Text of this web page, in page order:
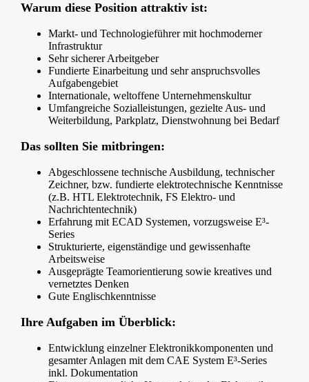
Warum diese Position attraktiv ist:
Markt- und Technologieführer mit hochmoderner
Infrastruktur
Sehr sicherer Arbeitgeber
Fundierte Einarbeitung und sehr anspruchsvolles
Aufgabengebiet
Internationale, weltoffene Unternehmenskultur
Umfangreiche Sozialleistungen, gezielte Aus- und
Weiterbildung, Parkplatz, Dienstwohnung bei Bedarf
Das sollten Sie mitbringen:
Abgeschlossene technische Ausbildung, technischer
Zeichner, bzw. fundierte elektrotechnische Kenntnisse
(z.B. HTL Elektrotechnik, FS Elektro- und
Nachrichtentechnik)
Erfahrung mit ECAD Systemen, vorzugsweise E³-
Series
Strukturierte, eigenständige und gewissenhafte
Arbeitsweise
Ausgeprägte Teamorientierung sowie kreatives und
vernetztes Denken
Gute Englischkenntnisse
Ihre Aufgaben im Überblick:
Entwicklung einzelner Elektronikkomponenten und
gesamter Anlagen mit dem CAE System E³-Series
inkl. Dokumentation